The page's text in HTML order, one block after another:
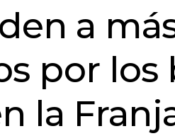
a
por los
la